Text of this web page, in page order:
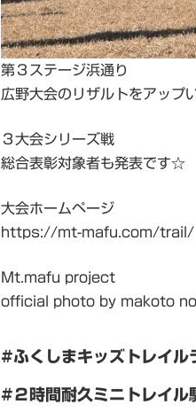
第３ステージ浜通り
広野大会のリザルトをアップ
３大会シリーズ戦
総合表彰対象者も発表です☆
大会ホームページ
https://mt-mafu.com/trail/
Mt.mafu project
official photo by makoto
#ふくしまキッズトレイル
#２時間耐久ミニトレイル